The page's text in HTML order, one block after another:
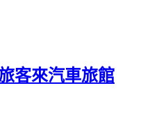
客來汽車旅館